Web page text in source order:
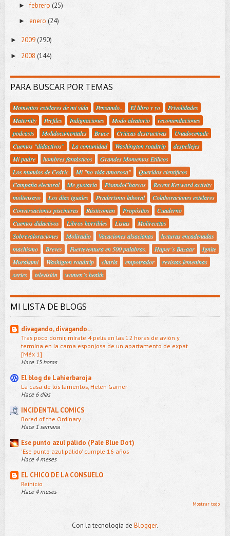
►febrero (25)
► enero (24)
► 2009 (290)
► 2008 (144)
PARA BUSCAR POR TEMAS
Momentos estelares de mi vida Pensando.. El libro y yo
Frivolidades
Maternity
Perfiles Indignaciones Modo aleatorio
recomendaciones
podcasts
Molidocumentales Bruce Criticas destructivas
Unadocenade
Cuentos "didactivos"
La comunidad Washington roadtrip
despellejes
Mi padre
hombres fantásticos
Grandes Momentos Etílicos
Los mundos de Cedric
Mi "no vida amorosa"
Queridos científicos
Campaña electoral
Me gustaría PisandoCharcos
Recent Keyword activity
moliensayo
Los días iguales Praderismo laboral
Colaboraciones estelares
Conversaciones piscineras
Rústicoman Propósitos
Cuaderno
Cuentos didactivos
Libros horribles Listas
Molirecetas
Sobrevaloraciones
Moliradio Vacaciones alsacianas
lecturas encadenadas
machismo
Breves Fuerteventura en 500 palabras. Haper´s Bazaar
Ignite
Murakami
Washigton roadtrip charla empotrador
revistas femeninas
series
televisión women´s health
MI LISTA DE BLOGS
divagando, divagando...
Tras poco domir, mírate 4 pelis en las 12 horas de avión y
termina en la cama esponjosa de un apartamento de expat
[Méx 1]
Hace 15 horas
El blog de Lahierbaroja
La casa de los lamentos, Helen Garner
Hace 6 días
INCIDENTAL COMICS
Bored of the Ordinary
Hace 1 semana
Ese punto azul pálido (Pale Blue Dot)
'Ese punto azul pálido' cumple 16 años
Hace 4 meses
EL CHICO DE LA CONSUELO
Reinicio
Hace 4 meses
Mostrar todo
Con la tecnología de Blogger.